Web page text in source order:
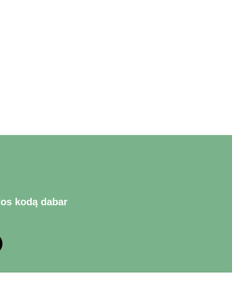
kodą dabar